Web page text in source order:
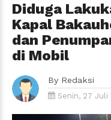
Diduga
Kapal
dan
di Mobil
By Redaksi
Senin, 27 Juli